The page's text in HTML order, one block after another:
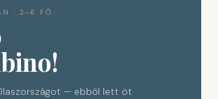
· 2–6 FŐ
— ebből lett öt